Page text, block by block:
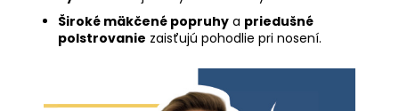
Široké mäkčené popruhy a priedušné
polstrovanie zaisťujú pohodlie pri nosení.